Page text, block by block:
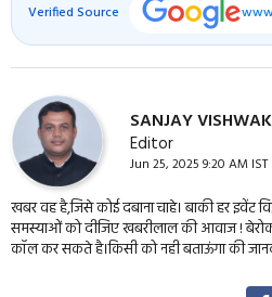
Verified Source
SANJAY
Editor
Jun 25, 2025 9:20 AM IST
खबर वह है,जिसे कोई दबाना चाहे। बाकी हर इवेंट
समस्याओं को दीजिए खबरीलाल की आवाज !
कॉल कर सकते है।किसी को नही बताऊंगा की